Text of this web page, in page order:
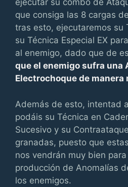
ejecutar su combo de
que consiga las 8 cargas
tras esto, ejecutaremos su
su Técnica Especial EX
al enemigo, dado que de
que el enemigo sufra una
Electrochoque de manera
Además de esto, intentad
podáis su Técnica en
Sucesivo y su
granadas, puesto que
nos vendrán muy bien
producción de Anomalías
los enemigos.